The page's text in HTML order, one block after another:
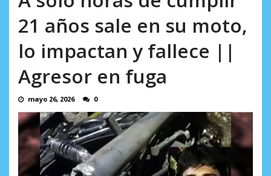
21 años sale en su moto,
lo impactan y fallece ||
Agresor en fuga
mayo 26, 2026 0